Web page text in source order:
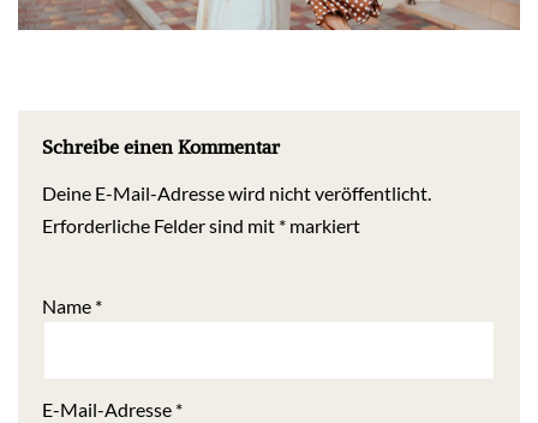
Schreibe einen Kommentar
Deine E-Mail-Adresse wird nicht veröffentlicht.
Erforderliche Felder sind mit * markiert
Name *
E-Mail-Adresse *